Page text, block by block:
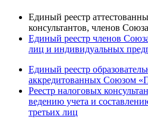
Единый реестр
консультантов, членов
Единый реестр членов
лиц и индивидуальных
Единый реестр
аккредитованных Союзом
Реестр налоговых
ведению учета и
третьих лиц